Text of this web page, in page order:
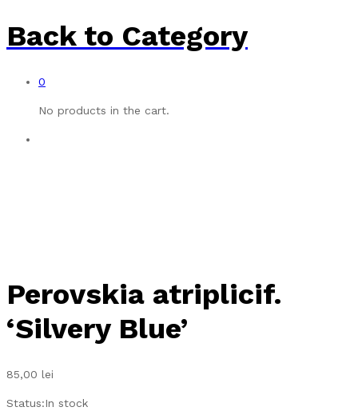
Back to Category
0
No products in the cart.
Perovskia atriplicif.
‘Silvery Blue’
85,00 lei
Status:In stock